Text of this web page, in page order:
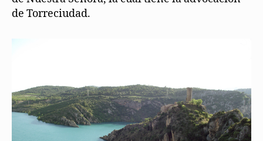
de Torreciudad.